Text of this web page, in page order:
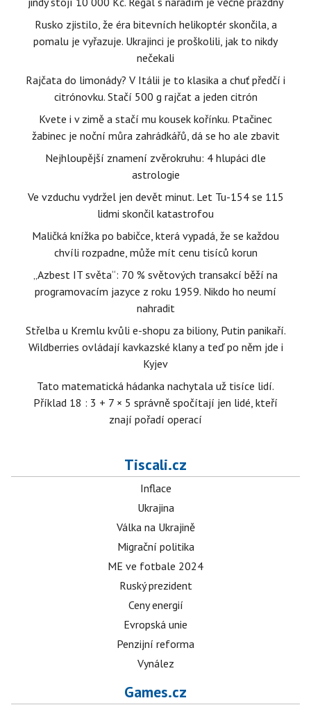
Rusko zjistilo, že éra bitevních helikoptér skončila, a
pomalu je vyřazuje. Ukrajinci je proškolili, jak to nikdy
nečekali
Rajčata do limonády? V Itálii je to klasika a chuť předčí i
citrónovku. Stačí 500 g rajčat a jeden citrón
Kvete i v zimě a stačí mu kousek kořínku. Ptačinec
žabinec je noční můra zahrádkářů, dá se ho ale zbavit
Nejhloupější znamení zvěrokruhu: 4 hlupáci dle
astrologie
Ve vzduchu vydržel jen devět minut. Let Tu-154 se 115
lidmi skončil katastrofou
Maličká knížka po babičce, která vypadá, že se každou
chvíli rozpadne, může mít cenu tisíců korun
„Azbest IT světa“: 70 % světových transakcí běží na
programovacím jazyce z roku 1959. Nikdo ho neumí
nahradit
Střelba u Kremlu kvůli e-shopu za biliony, Putin panikaří.
Wildberries ovládají kavkazské klany a teď po něm jde i
Kyjev
Tato matematická hádanka nachytala už tisíce lidí.
Příklad 18 : 3 + 7 × 5 správně spočítají jen lidé, kteří
znají pořadí operací
Tiscali.cz
Inflace
Ukrajina
Válka na Ukrajině
Migrační politika
ME ve fotbale 2024
Ruský prezident
Ceny energií
Evropská unie
Penzijní reforma
Vynález
Games.cz